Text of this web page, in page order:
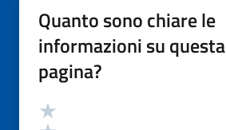
Quanto sono chiare le
informazioni su questa
pagina?
Valutazione